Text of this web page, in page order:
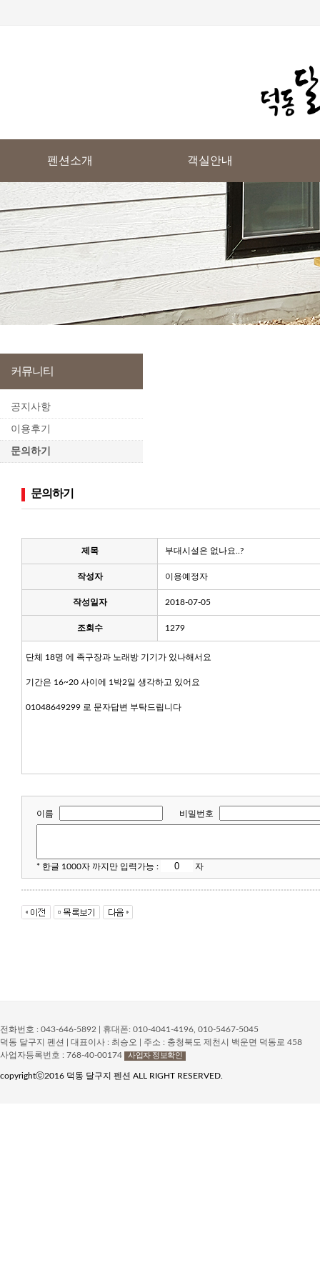
펜션소개 객실안내
펜션소개 객실 전체보기
커뮤니티
공지사항
이용후기
문의하기
문의하기
제목 부대시설은 없나요..?
작성자 이용예정자
작성일자 2018-07-05
조회수 1279
단체 18명 에 족구장과 노래방 기기가 있나해서요
기간은 16~20 사이에 1박2일 생각하고 있어요
01048649299 로 문자답변 부탁드립니다
이름 비밀번호
* 한글 1000자 까지만 입력가능 : 자
전화번호 : 043-646-5892 | 휴대폰: 010-4041-4196, 010-5467-5045
덕동 달구지 펜션 | 대표이사 : 최승오 | 주소 : 충청북도 제천시 백운면 덕동로 458
사업자등록번호 : 768-40-00174
사업자 정보확인
copyrightⓒ2016 덕동 달구지 펜션 ALL RIGHT RESERVED.